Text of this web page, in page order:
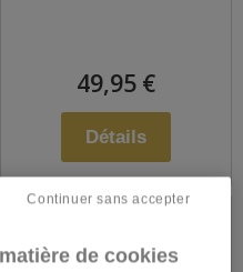
49,95 €
Détails
de cookies
Continuer sans accepter